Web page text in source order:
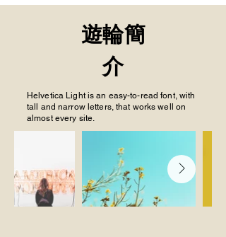
遊輪簡
介
Helvetica Light is an easy-to-read font, with
tall and narrow letters, that works well on
almost every site.